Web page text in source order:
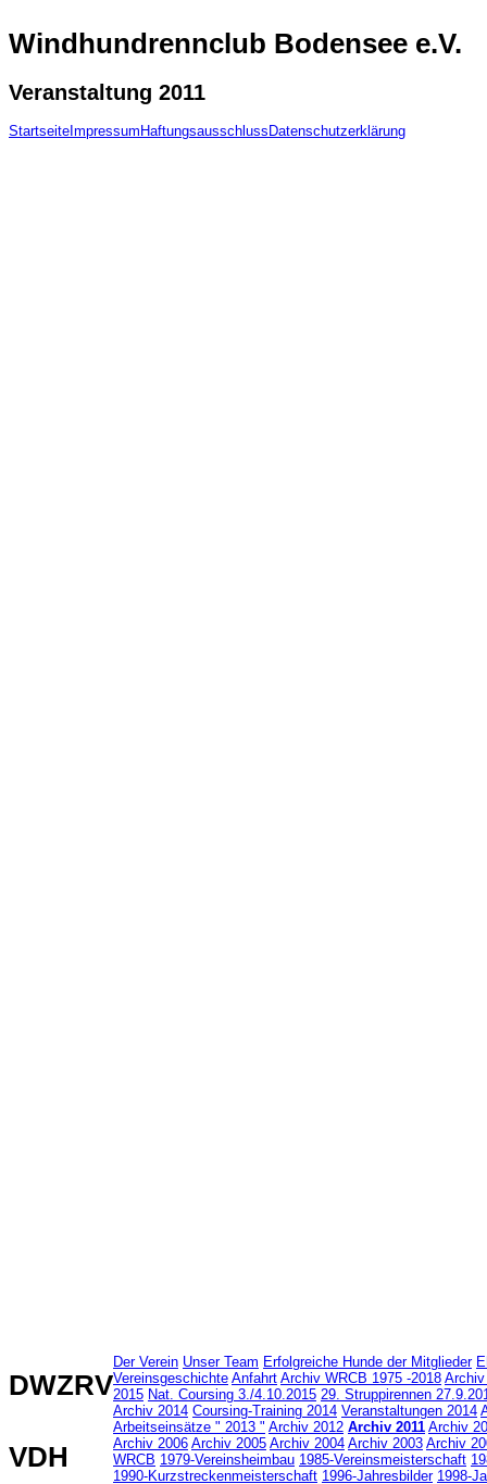
Windhundrennclub Bodensee e.V.
Veranstaltung 2011
Startseite Impressum Haftungsausschluss Datenschutzerklärung
DWZRV
VDH
Der Verein Unser Team Erfolgreiche Hunde der Mitglieder
Vereinsgeschichte Anfahrt Archiv WRCB 1975 -2018
2015 Nat. Coursing 3./4.10.2015 29. Struppirennen
Archiv 2014 Coursing-Training 2014 Veranstaltungen 2014
Arbeitseinsätze " 2013 " Archiv 2012 Archiv 2011 Archiv
Archiv 2006 Archiv 2005 Archiv 2004 Archiv 2003 Archiv
WRCB 1979-Vereinsheimbau 1985-Vereinsmeisterschaft
1990-Kurzstreckenmeisterschaft 1996-Jahresbilder 1998-